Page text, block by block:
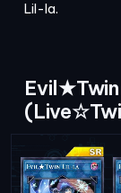
Lil-la.